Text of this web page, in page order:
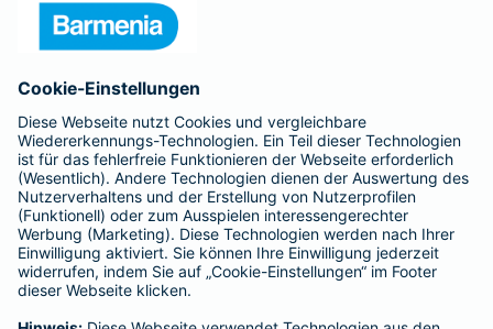
Barmenia ist Teil der BarmeniaGothaer
BELIEBTE SEITEN
Kranken-Zusatzversicherung
Tierversicherungen
Haftpflichtversicherung
Hausratversicherung